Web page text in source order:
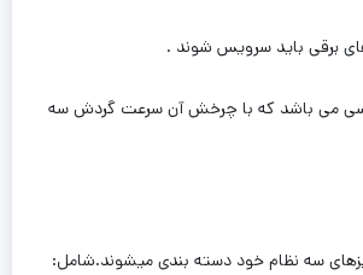
می باشد که با چرخش آن سرعت گردش سه
سه نظام خود دسته بندی میشوند.شامل: